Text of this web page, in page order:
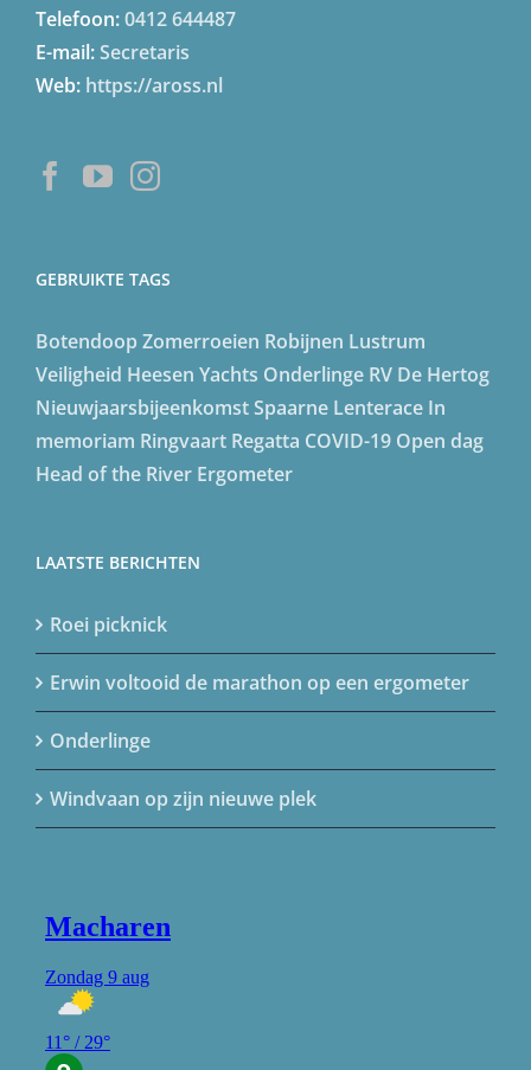
Telefoon:0412 644487
E-mail:Secretaris
Web: https://aross.nl
GEBRUIKTE TAGS
Botendoop Zomerroeien Robijnen Lustrum
Veiligheid Heesen Yachts Onderlinge RV De Hertog
NieuwjaarsbijeenkomstSpaarne Lenterace In
memoriam Ringvaart Regatta COVID-19 Open dag
Head of the River Ergometer
LAATSTE BERICHTEN
Roei picknick
Erwin voltooid de marathon op een ergometer
Onderlinge
Windvaan op zijn nieuwe plek